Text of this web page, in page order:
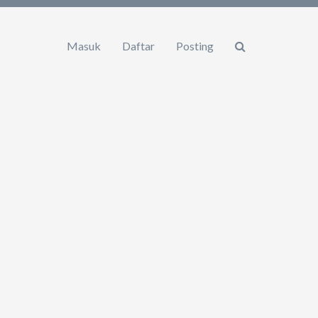
Masuk Daftar Posting